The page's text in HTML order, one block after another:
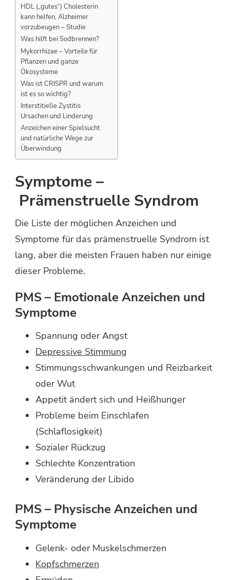
HDL („gutes“) Cholesterin
kann helfen, Alzheimer
vorzubeugen – Studie
Was hilft bei Sodbrennen?
Mykorrhizae – Vorteile für
Pflanzen und ganze
Ökosysteme
Was ist CRISPR und warum
ist es so wichtig?
Interstitielle Zystitis
Ursachen und Linderung
Anzeichen einer Spielsucht
und natürliche Wege zur
Überwindung
Symptome –
Prämenstruelle Syndrom
Die Liste der möglichen Anzeichen und
Symptome für das prämenstruelle Syndrom ist
lang, aber die meisten Frauen haben nur einige
dieser Probleme.
PMS – Emotionale Anzeichen und
Symptome
Spannung oder Angst
Depressive Stimmung
Stimmungsschwankungen und Reizbarkeit
oder Wut
Appetit ändert sich und Heißhunger
Probleme beim Einschlafen
(Schlaflosigkeit)
Sozialer Rückzug
Schlechte Konzentration
Veränderung der Libido
PMS – Physische Anzeichen und
Symptome
Gelenk- oder Muskelschmerzen
Kopfschmerzen